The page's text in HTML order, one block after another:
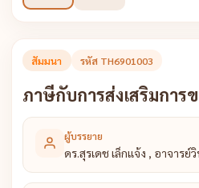
สัมมนา รหัส TH6901003
ภาษีกับการส่งเสริมการ
ผู้บรรยาย
ดร.สุรเดช เล็กแจ้ง , อาจาร